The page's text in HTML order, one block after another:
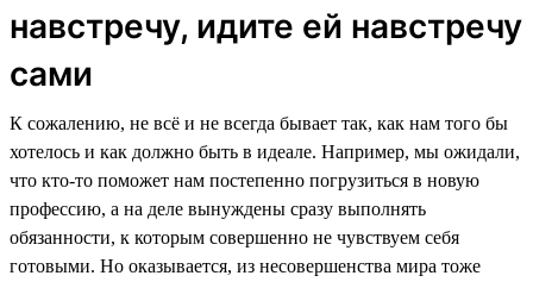
навстречу, идите ей навстречу
сами
К сожалению, не всё и не всегда бывает так, как нам того бы
хотелось и как должно быть в идеале. Например, мы ожидали,
что кто-то поможет нам постепенно погрузиться в новую
профессию, а на деле вынуждены сразу выполнять
обязанности, к которым совершенно не чувствуем себя
готовыми. Но оказывается, из несовершенства мира тоже